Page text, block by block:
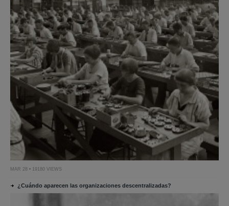
MAR 28 • 19180 VIEWS
¿Cuándo aparecen las organizaciones descentralizadas?